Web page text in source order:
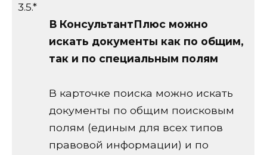
3.5.*
В КонсультантПлюс можно
искать документы как по общим,
так и по специальным полям
В карточке поиска можно искать
документы по общим поисковым
полям (единым для всех типов
правовой информации) и по